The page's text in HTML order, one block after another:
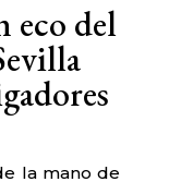
eco del
la mano de